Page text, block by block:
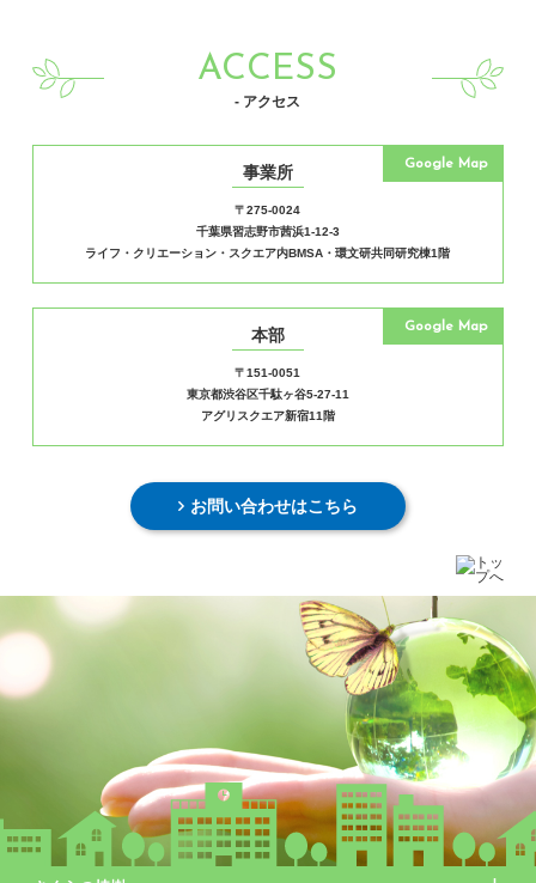
ACCESS
- アクセス
事業所
〒275-0024
千葉県習志野市茜浜1-12-3
ライフ・クリエーション・スクエア内BMSA・環文研共同研究棟1階
Google Map
本部
〒151-0051
東京都渋谷区千駄ヶ谷5-27-11
アグリスクエア新宿11階
Google Map
お問い合わせはこちら